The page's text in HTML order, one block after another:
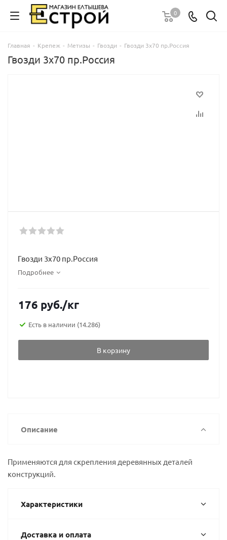
0
Главная - Крепеж - Метизы - Гвозди - Гвозди 3х70 пр.Россия
Гвозди 3х70 пр.Россия
Гвозди 3х70 пр.Россия
Подробнее
176 руб./кг
Есть в наличии (14.286)
В корзину
Описание
Применяются для скрепления деревянных деталей
конструкций.
Характеристики
Доставка и оплата